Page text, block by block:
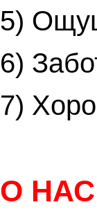
5)
6)
7)
О НАС